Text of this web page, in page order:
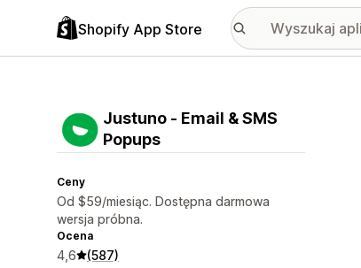
Shopify App Store
Justuno ‑ Email & SMS
Popups
Ceny
Od $59/miesiąc. Dostępna darmowa
wersja próbna.
Ocena
4,6 (587)